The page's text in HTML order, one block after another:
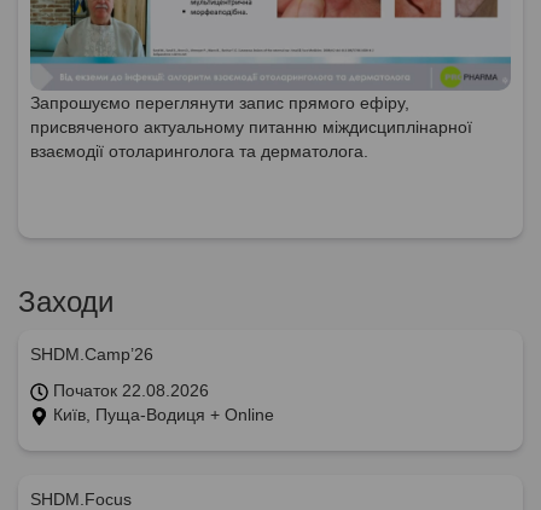
Запрошуємо переглянути запис прямого ефіру,
присвяченого актуальному питанню міждисциплінарної
взаємодії отоларинголога та дерматолога.
Заходи
SHDM.Camp’26
Початок 22.08.2026
Київ, Пуща-Водиця + Online
SHDM.Focus